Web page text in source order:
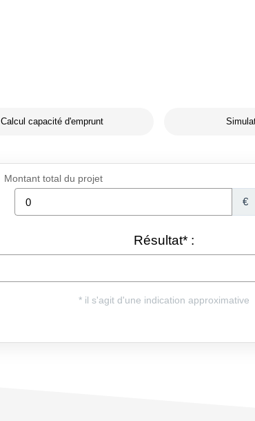
Calcul capacité d'emprunt